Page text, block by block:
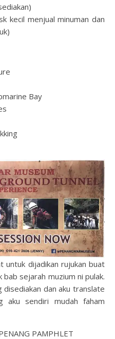
kecil menjual minuman dan
Bay
untuk dijadikan rujukan buat
sejarah muzium ni pulak.
dan aku translate
aku sendiri mudah faham
PAMPHLET